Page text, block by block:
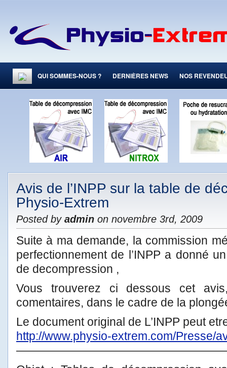
QUI SOMMES-NOUS ? DERNIÈRES NEWS NOS
Avis de l’INPP sur la table de
Physio-Extrem
Posted by admin on novembre 3rd, 2009
Suite à ma demande, la commission
perfectionnement de l’INPP a donné
de decompression ,
Vous trouverez ci dessous cet
comentaires, dans le cadre de la
Le document original de L’INPP peut
http://www.physio-extrem.com/Presse/